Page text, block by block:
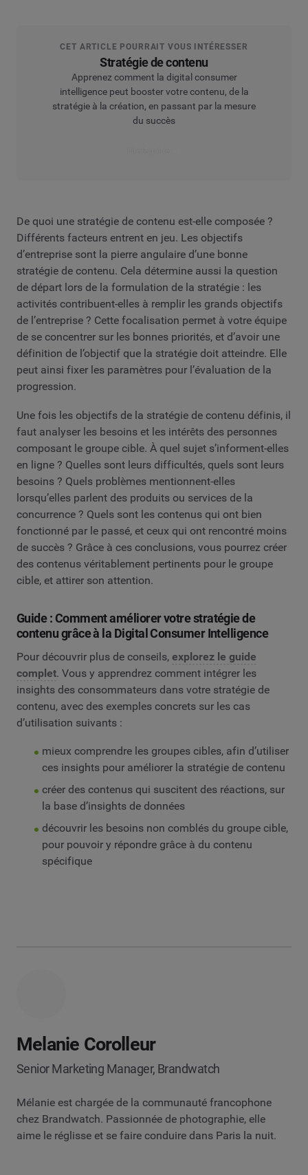
CET ARTICLE POURRAIT VOUS INTÉRESSER
Stratégie de contenu
Apprenez comment la digital consumer
intelligence peut booster votre contenu, de la
stratégie à la création, en passant par la mesure
du succès
De quoi une stratégie de contenu est-elle composée ?
Différents facteurs entrent en jeu. Les objectifs
d’entreprise sont la pierre angulaire d’une bonne
stratégie de contenu. Cela détermine aussi la question
de départ lors de la formulation de la stratégie : les
activités contribuent-elles à remplir les grands objectifs
de l’entreprise ? Cette focalisation permet à votre équipe
de se concentrer sur les bonnes priorités, et d’avoir une
définition de l’objectif que la stratégie doit atteindre. Elle
peut ainsi fixer les paramètres pour l’évaluation de la
progression.
Une fois les objectifs de la stratégie de contenu définis, il
faut analyser les besoins et les intérêts des personnes
composant le groupe cible. À quel sujet s’informent-elles
en ligne ? Quelles sont leurs difficultés, quels sont leurs
besoins ? Quels problèmes mentionnent-elles
lorsqu’elles parlent des produits ou services de la
concurrence ? Quels sont les contenus qui ont bien
fonctionné par le passé, et ceux qui ont rencontré moins
de succès ? Grâce à ces conclusions, vous pourrez créer
des contenus véritablement pertinents pour le groupe
cible, et attirer son attention.
Guide : Comment améliorer votre stratégie de
contenu grâce à la Digital Consumer Intelligence
Pour découvrir plus de conseils, explorez le guide
complet. Vous y apprendrez comment intégrer les
insights des consommateurs dans votre stratégie de
contenu, avec des exemples concrets sur les cas
d’utilisation suivants :
mieux comprendre les groupes cibles, afin d’utiliser
ces insights pour améliorer la stratégie de contenu
créer des contenus qui suscitent des réactions, sur
la base d’insights de données
découvrir les besoins non comblés du groupe cible,
pour pouvoir y répondre grâce à du contenu
spécifique
Melanie Corolleur
Senior Marketing Manager, Brandwatch
Mélanie est chargée de la communauté francophone
chez Brandwatch. Passionnée de photographie, elle
aime le réglisse et se faire conduire dans Paris la nuit.